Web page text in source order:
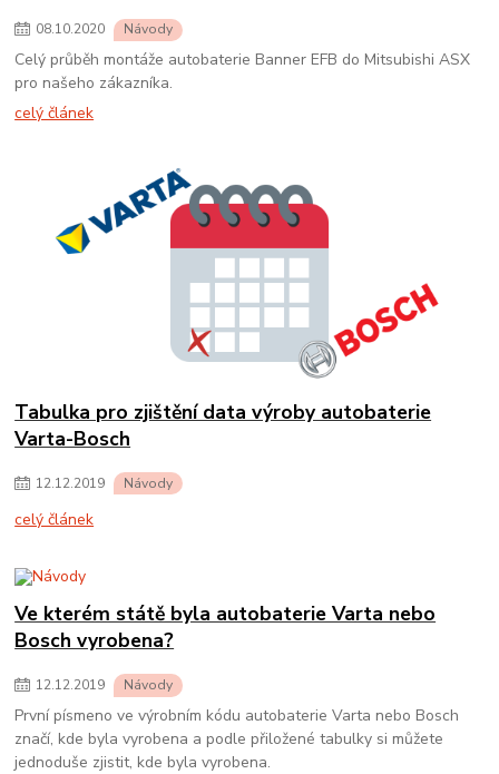
08.10.2020 Návody
Celý průběh montáže autobaterie Banner EFB do Mitsubishi ASX
pro našeho zákazníka.
celý článek
Tabulka pro zjištění data výroby autobaterie
Varta-Bosch
12.12.2019 Návody
celý článek
Ve kterém státě byla autobaterie Varta nebo
Bosch vyrobena?
12.12.2019 Návody
První písmeno ve výrobním kódu autobaterie Varta nebo Bosch
značí, kde byla vyrobena a podle přiložené tabulky si můžete
jednoduše zjistit, kde byla vyrobena.